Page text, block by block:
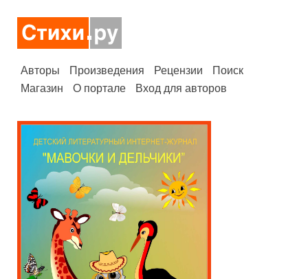
Авторы Произведения Рецензии
Поиск
Магазин
О портале Вход для авторов